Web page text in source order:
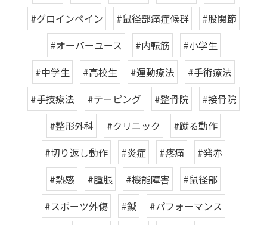
#グロインペイン
#鼠径部痛症候群
#股関節
#オーバーユース
#内転筋
#小学生
#中学生
#高校生 #運動療法
#手術療法
#手技療法
#テーピング #整骨院
#接骨院
#整形外科
#クリニック
#蹴る動作
#切り返し動作
#炎症 #疼痛
#発赤
#熱感
#腫脹 #機能障害
#鼠径部
#スポーツ外傷
#鍼
#パフォーマンス